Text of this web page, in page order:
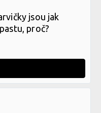
jsou jak
proč?